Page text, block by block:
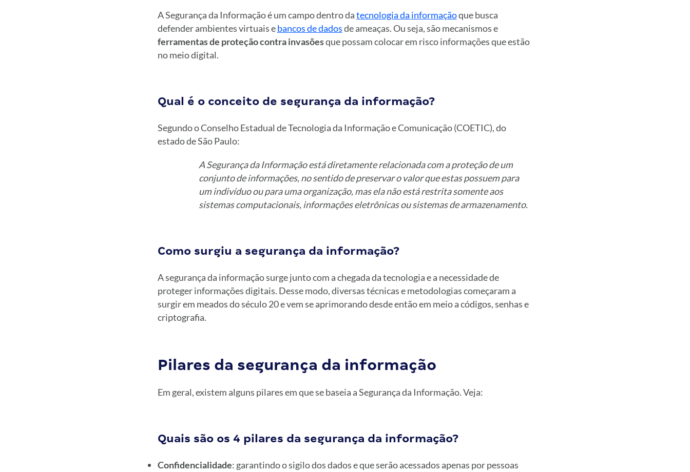
A Segurança da Informação é um campo dentro datecnologia da informaçãoque busca
defender ambientes virtuais ebancos de dadosde ameaças. Ou seja, são mecanismos e
ferramentas de proteção contra invasõesque possam colocar em risco informações que estão
no meio digital.
Qual é o conceito de segurança da informação?
Segundo o Conselho Estadual de Tecnologia da Informação e Comunicação (COETIC), do
estado de São Paulo:
A Segurança da Informação está diretamente relacionada com a proteção de um
conjunto de informações, no sentido de preservar o valor que estas possuem para
um indivíduo ou para uma organização, mas ela não está restrita somente aos
sistemas computacionais, informações eletrônicas ou sistemas de armazenamento.
Como surgiu a segurança da informação?
A segurança da informação surge junto com a chegada da tecnologia e a necessidade de
proteger informações digitais. Desse modo, diversas técnicas e metodologias começaram a
surgir em meados do século 20 e vem se aprimorando desde então em meio a códigos, senhas e
criptografia.
Pilares da segurança da informação
Em geral, existem alguns pilares em que se baseia a Segurança da Informação. Veja:
Quais são os 4 pilares da segurança da informação?
Confidencialidade: garantindo o sigilo dos dados e que serão acessados apenas por pessoas